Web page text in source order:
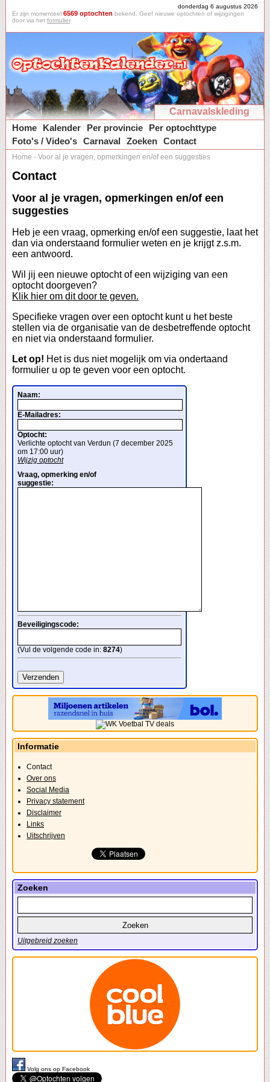
donderdag 6 augustus 2026
Er zijn momenteel 6569 optochten bekend. Geef nieuwe optochten of wijzigingen
door via het formulier.
Carnavalskleding
Home
Kalender Per provincie
Per optochttype
Foto's / Video's Carnaval Zoeken Contact
Home - Voor al je vragen, opmerkingen en/of een suggesties
Contact
Voor al je vragen, opmerkingen en/of een
suggesties
Heb je een vraag, opmerking en/of een suggestie, laat het
dan via onderstaand formulier weten en je krijgt z.s.m.
een antwoord.
Wil jij een nieuwe optocht of een wijziging van een
optocht doorgeven?
Klik hier om dit door te geven.
Specifieke vragen over een optocht kunt u het beste
stellen via de organisatie van de desbetreffende optocht
en niet via onderstaand formulier.
Let op! Het is dus niet mogelijk om via ondertaand
formulier u op te geven voor een optocht.
Naam:
E-Mailadres:
Optocht:
Verlichte optocht van Verdun (7 december 2025
om 17:00 uur)
Wijzig optocht
Vraag, opmerking en/of
suggestie:
Beveiligingscode:
(Vul de volgende code in: 8274)
Informatie
Contact
Over ons
Social Media
Privacy statement
Disclaimer
Links
Uitschrijven
Zoeken
Uitgebreid zoeken
Volg ons op Facebook